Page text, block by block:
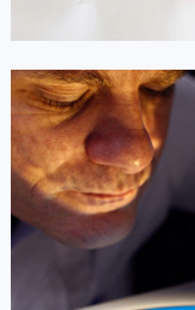
凯罗尔·切尔西
资深帝舵技师
是重庆市江北区帝舵售后服
(帝舵维修保养中心)
的高级技师之一
Chongqing Tudor Maintain
重庆市江北区帝舵